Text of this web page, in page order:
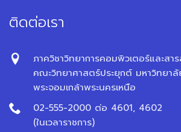
ติดต่อเรา
ภาควิชาวิทยาการคอมพิวเตอร์และสา
คณะวิทยาศาสตร์ประยุกต์ มหาวิทยาลั
พระจอมเกล้าพระนครเหนือ
02-555-2000 ต่อ 4601, 4602
(ในเวลาราชการ)